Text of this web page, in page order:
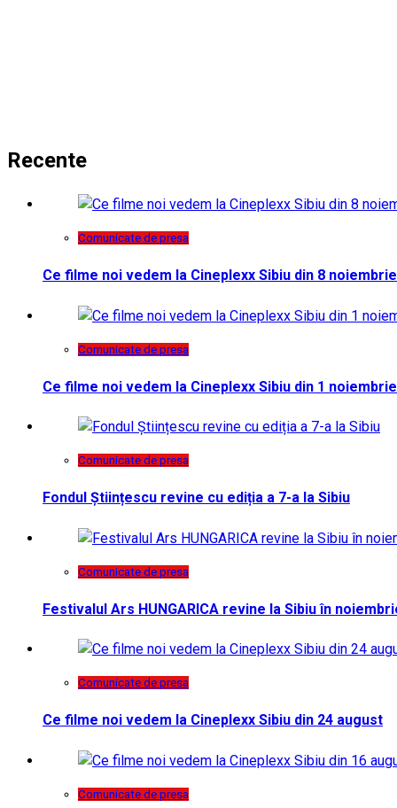
Recente
Comunicate de presa
Ce filme noi vedem la Cineplexx Sibiu din 8 noiembrie
Comunicate de presa
Ce filme noi vedem la Cineplexx Sibiu din 1 noiembrie
Comunicate de presa
Fondul Științescu revine cu ediția a 7-a la Sibiu
Comunicate de presa
Festivalul Ars HUNGARICA revine la Sibiu în
Comunicate de presa
Ce filme noi vedem la Cineplexx Sibiu din 24 august
Comunicate de presa